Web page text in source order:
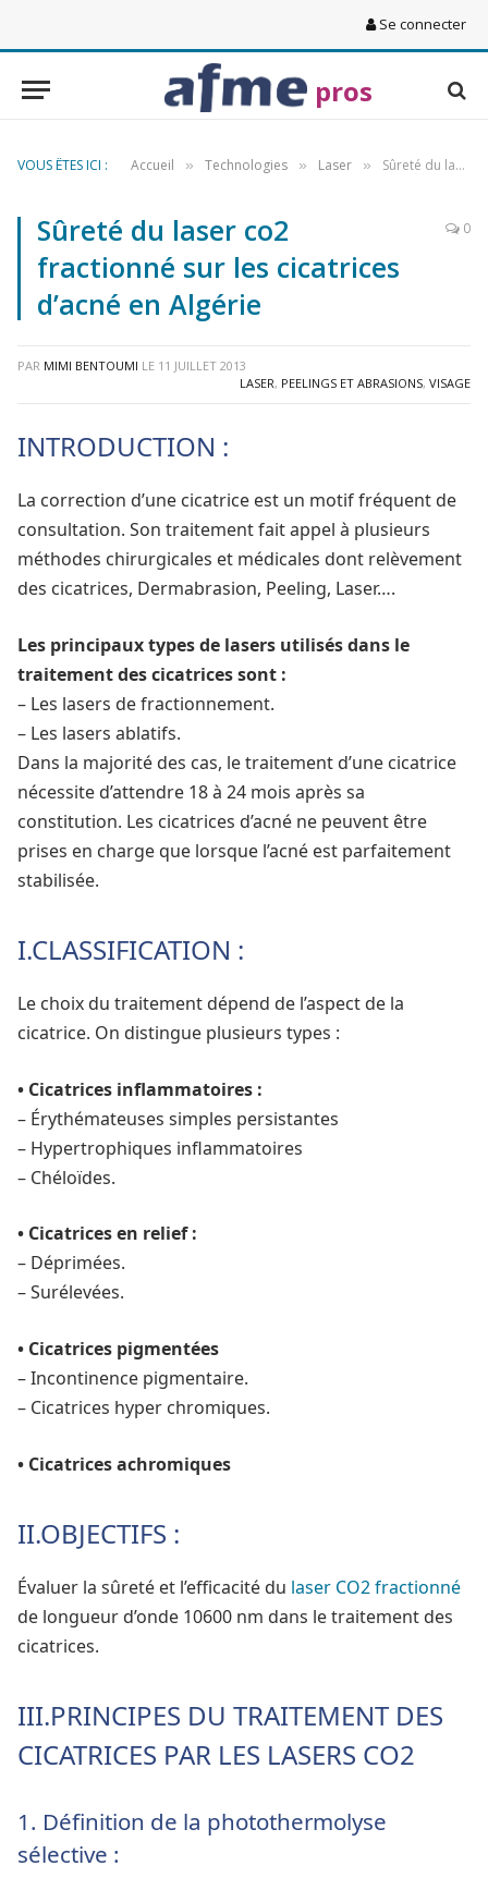
Se connecter
pros
VOUS ÊTES ICI : Accueil » Technologies » Laser » Sûreté du laser co2 fractionné sur les cicatrices d’acné en Algérie
Sûreté du laser co2
fractionné sur les cicatrices
d’acné en Algérie
0
PAR MIMI BENTOUMI LE 11 JUILLET 2013
LASER, PEELINGS ET ABRASIONS, VISAGE
INTRODUCTION :
La correction d’une cicatrice est un motif fréquent de
consultation. Son traitement fait appel à plusieurs
méthodes chirurgicales et médicales dont relèvement
des cicatrices, Dermabrasion, Peeling, Laser….
Les principaux types de lasers utilisés dans le
traitement des cicatrices sont :
– Les lasers de fractionnement.
– Les lasers ablatifs.
Dans la majorité des cas, le traitement d’une cicatrice
nécessite d’attendre 18 à 24 mois après sa
constitution. Les cicatrices d’acné ne peuvent être
prises en charge que lorsque l’acné est parfaitement
stabilisée.
I.CLASSIFICATION :
Le choix du traitement dépend de l’aspect de la
cicatrice. On distingue plusieurs types :
• Cicatrices inflammatoires :
– Érythémateuses simples persistantes
– Hypertrophiques inflammatoires
– Chéloïdes.
• Cicatrices en relief :
– Déprimées.
– Surélevées.
• Cicatrices pigmentées
– Incontinence pigmentaire.
– Cicatrices hyper chromiques.
• Cicatrices achromiques
II.OBJECTIFS :
Évaluer la sûreté et l’efficacité du laser CO2 fractionné
de longueur d’onde 10600 nm dans le traitement des
cicatrices.
III.PRINCIPES DU TRAITEMENT DES
CICATRICES PAR LES LASERS CO2
1. Définition de la photothermolyse
sélective :